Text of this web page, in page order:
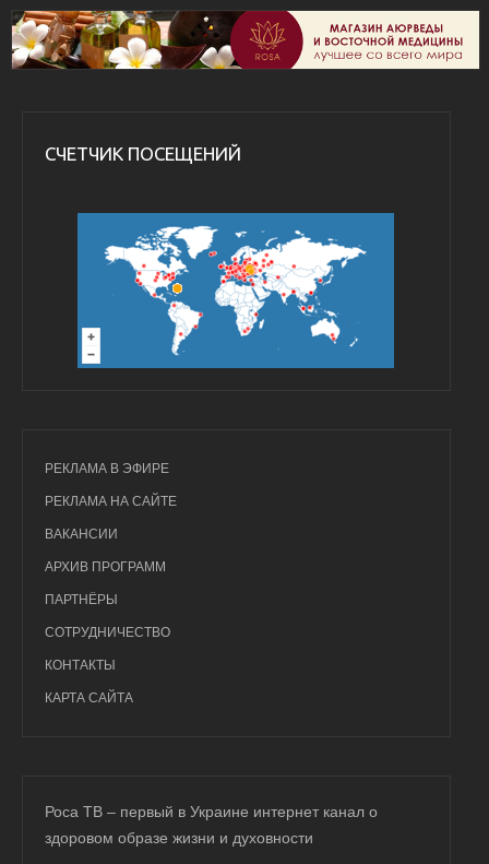
СЧЕТЧИК ПОСЕЩЕНИЙ
РЕКЛАМА В ЭФИРЕ
РЕКЛАМА НА САЙТЕ
ВАКАНСИИ
АРХИВ ПРОГРАММ
ПАРТНЁРЫ
СОТРУДНИЧЕСТВО
КОНТАКТЫ
КАРТА САЙТА
Роса ТВ – первый в Украине интернет канал о
здоровом образе жизни и духовности